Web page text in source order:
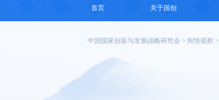
首页 关于国创
机构简介
中国国家创新与发展战略研究会 > 舆情观察 >